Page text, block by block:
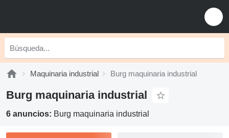
Maquinaria industrial Burg maquinaria industrial
Burg maquinaria industrial
6 anuncios: Burg maquinaria industrial